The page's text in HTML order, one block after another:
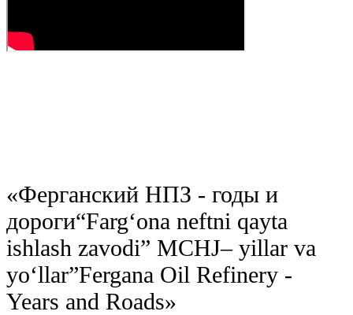
«Ферганский НПЗ - годы и
дороги“Farg‘ona neftni qayta
ishlash zavodi” MCHJ– yillar va
yo‘llar”Fergana Oil Refinery -
Years and Roads»